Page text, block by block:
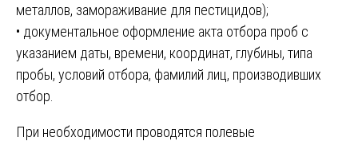
металлов, замораживание для пестицидов);
• документальное оформление акта отбора проб с
указанием даты, времени, координат, глубины, типа
пробы, условий отбора, фамилий лиц, производивших
отбор.
При необходимости проводятся полевые